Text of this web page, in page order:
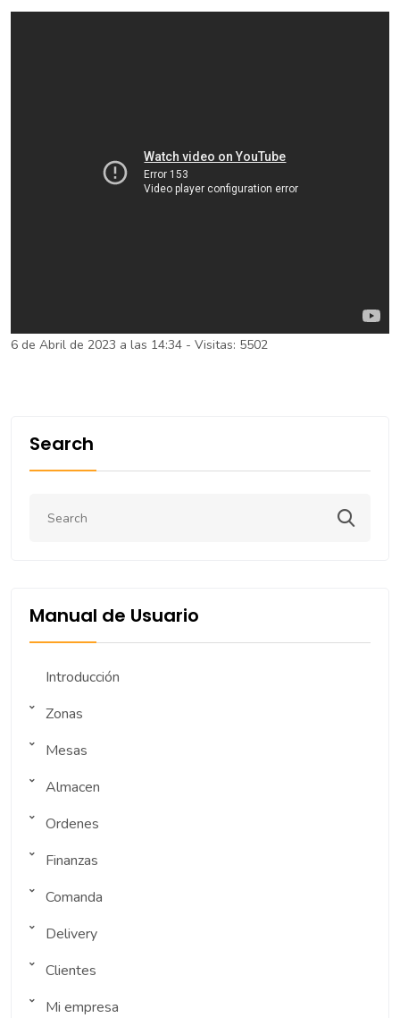
Search
Manual de Usuario
Introducción
Zonas
Mesas
Almacen
Ordenes
Finanzas
Comanda
Delivery
Clientes
Mi empresa
6 de Abril de 2023 a las 14:34 - Visitas: 5502